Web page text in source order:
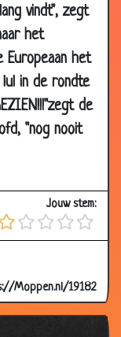
vindt", zegt
het
Europeaan het
in de rondte
de
"nog nooit
Jouw stem:
Moppen.nl/19182
3.63
3.30
3.20
3.71
3.77